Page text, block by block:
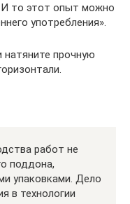
И то этот опыт можно
употребления».
натяните прочную
работ не
поддона,
упаковками. Дело
в технологии